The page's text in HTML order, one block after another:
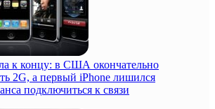
к концу: в США окончательно
2G, а первый iPhone лишился
подключиться к связи